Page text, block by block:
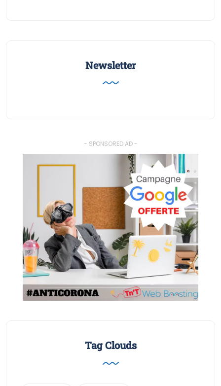
Newsletter
- SPONSORED AD -
Tag Clouds